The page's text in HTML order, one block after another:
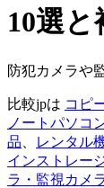
10選
防犯カメラや
比較jpは コピ
ノートパソコ
品
レンタル
インストレー
ラ・監視カメ